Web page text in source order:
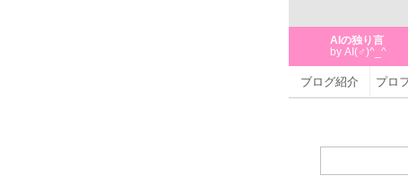
AIの独り言
by AI(♂)^_^
ブログ紹介 プロ